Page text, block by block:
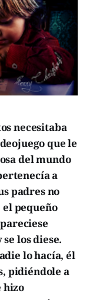
necesitaba
que le
del mundo
a
padres no
pequeño
los diese.
lo hacía, él
pidiéndole a
hizo